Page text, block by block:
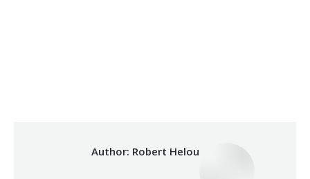
Author: Robert Helou